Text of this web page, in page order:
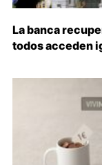
La banca
todos acceden